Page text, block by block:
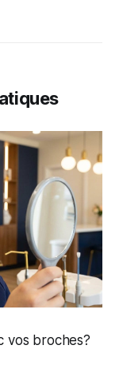
vos broches?